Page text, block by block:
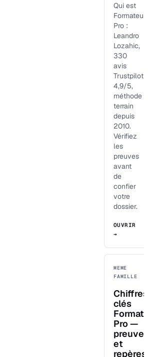
Qui est
Formateur
Pro :
Leandro
Lozahic,
330
avis
Trustpilot
4,9/5,
méthode
terrain
depuis
2010.
Vérifiez
les
preuves
avant
de
confier
votre
dossier.
OUVRIR
→
MEME
FAMILLE
Chiffres
clés
Pro —
et
repères